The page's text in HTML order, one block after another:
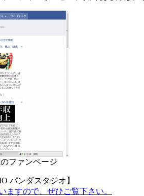
ファンページ
パンダスタジオ】
ますので、ぜひご覧下さい。